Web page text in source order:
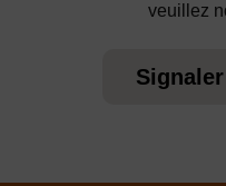
veuillez